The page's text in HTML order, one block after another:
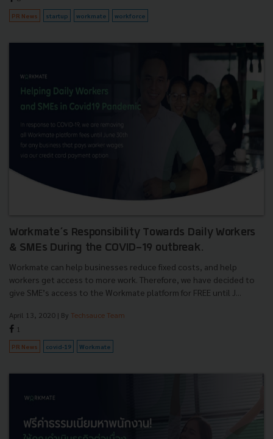
PR News startup workmate workforce
Workmate’s Responsibility Towards Daily Workers
& SMEs During the COVID-19 outbreak.
Workmate can help businesses reduce fixed costs, and help
workers get access to more work. Therefore, we have decided to
give SME’s access to the Workmate platform for FREE until J...
April 13, 2020 | By Techsauce Team
1
PR News covid-19 Workmate